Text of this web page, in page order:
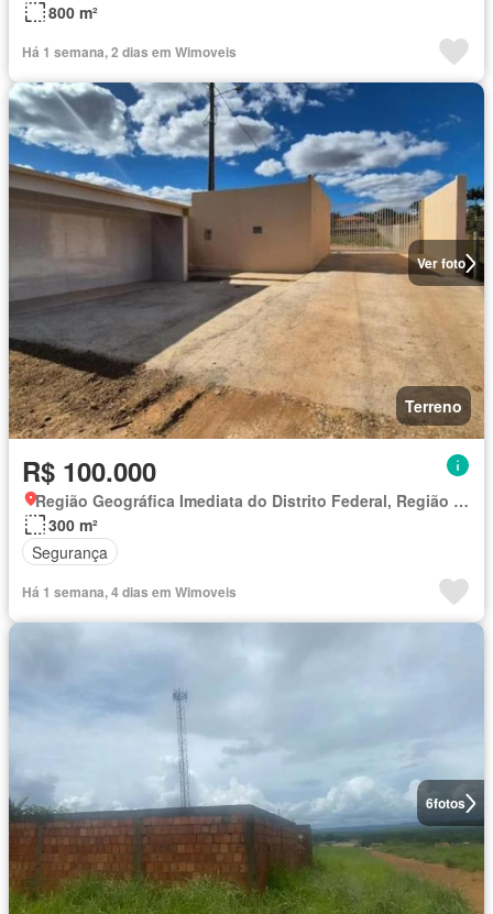
800 m²
Há 1 semana, 2 dias em Wimoveis
Ver foto
Terreno
R$ 100.000
Região Geográfica Imediata do Distrito Federal, Região Integrada de Desenvolvimento do Distrito Federal e Entorno
300 m²
Segurança
Há 1 semana, 4 dias em Wimoveis
6fotos